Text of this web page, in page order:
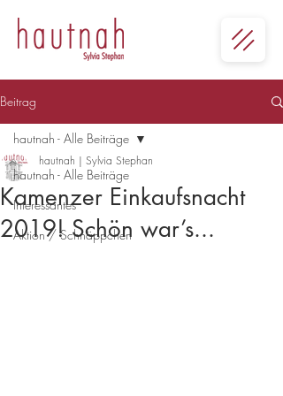
Beitrag
hautnah - Alle Beiträge
Interessantes
Aktion / Schnäppchen
hautnah - Alle Beiträge
Kamenzer Einkaufsnacht
2019! Schön war’s...
hautnah | Sylvia Stephan